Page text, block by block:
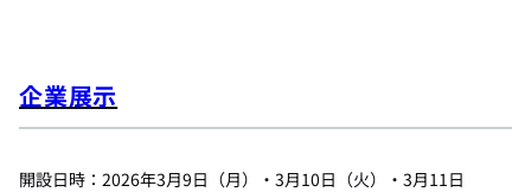
企業展示
開設日時：2026年3月9日（月）・3月10日（火）・3月11日